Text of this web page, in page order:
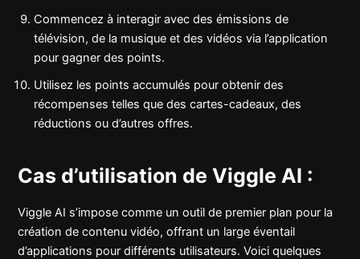
Commencez à interagir avec des émissions de
télévision, de la musique et des vidéos via l’application
pour gagner des points.
Utilisez les points accumulés pour obtenir des
récompenses telles que des cartes-cadeaux, des
réductions ou d’autres offres.
Cas d’utilisation de Viggle AI :
Viggle AI s’impose comme un outil de premier plan pour la
création de contenu vidéo, offrant un large éventail
d’applications pour différents utilisateurs. Voici quelques